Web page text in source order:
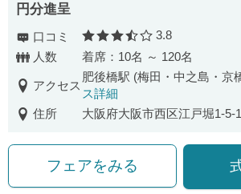
円分進呈
口コミ 口コミ評価
3.8
人数
着席：10名 ～ 120名
アクセス
肥後橋駅 (梅田・中之島・京
ス詳細
住所
大阪府大阪市西区江戸堀1-5-
フェアをみる